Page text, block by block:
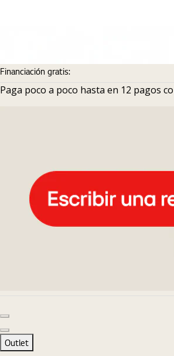
Financiación gratis:
Paga poco a poco hasta en 12 pagos
Diapositiva siguiente
Outlet